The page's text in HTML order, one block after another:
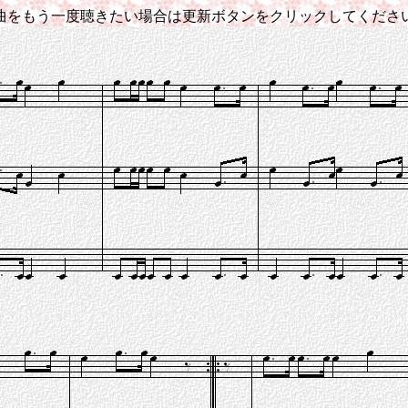
もう一度聴きたい場合は更新ボタンをクリックしてくださ